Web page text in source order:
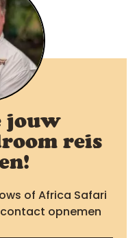
jouw
reis
of Africa Safari
contact opnemen